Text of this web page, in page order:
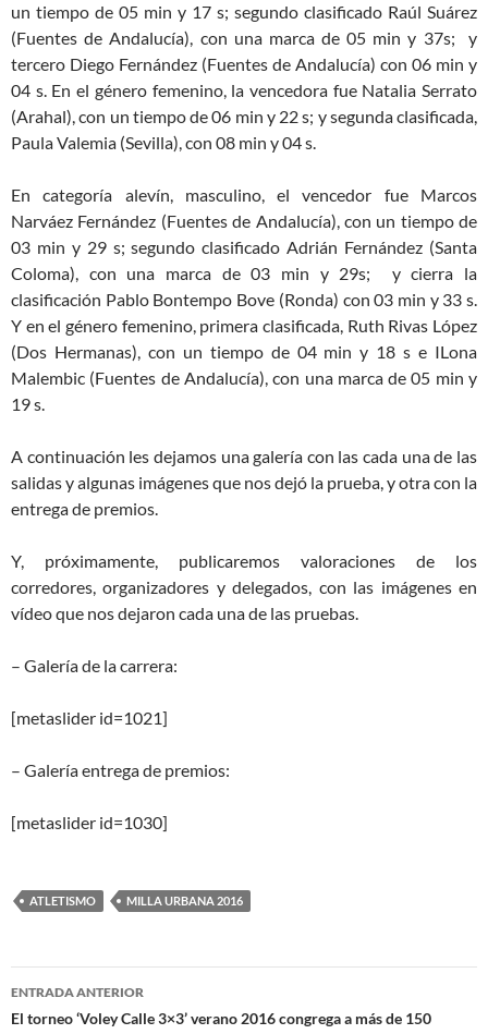
un tiempo de 05 min y 17 s; segundo clasificado Raúl Suárez
(Fuentes de Andalucía), con una marca de 05 min y 37s; y
tercero Diego Fernández (Fuentes de Andalucía) con 06 min y
04 s. En el género femenino, la vencedora fue Natalia Serrato
(Arahal), con un tiempo de 06 min y 22 s; y segunda clasificada,
Paula Valemia (Sevilla), con 08 min y 04 s.
En categoría alevín, masculino, el vencedor fue Marcos
Narváez Fernández (Fuentes de Andalucía), con un tiempo de
03 min y 29 s; segundo clasificado Adrián Fernández (Santa
Coloma), con una marca de 03 min y 29s; y cierra la
clasificación Pablo Bontempo Bove (Ronda) con 03 min y 33 s.
Y en el género femenino, primera clasificada, Ruth Rivas López
(Dos Hermanas), con un tiempo de 04 min y 18 s e ILona
Malembic (Fuentes de Andalucía), con una marca de 05 min y
19 s.
A continuación les dejamos una galería con las cada una de las
salidas y algunas imágenes que nos dejó la prueba, y otra con la
entrega de premios.
Y, próximamente, publicaremos valoraciones de los
corredores, organizadores y delegados, con las imágenes en
vídeo que nos dejaron cada una de las pruebas.
– Galería de la carrera:
[metaslider id=1021]
– Galería entrega de premios:
[metaslider id=1030]
ATLETISMO MILLA URBANA 2016
Navegación
de
ENTRADA ANTERIOR
El torneo ‘Voley Calle 3×3’ verano 2016 congrega a más de 150